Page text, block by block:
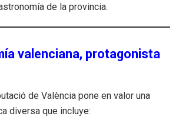
de la provincia.
valenciana, protagonista
de València pone en valor una
diversa que incluye: